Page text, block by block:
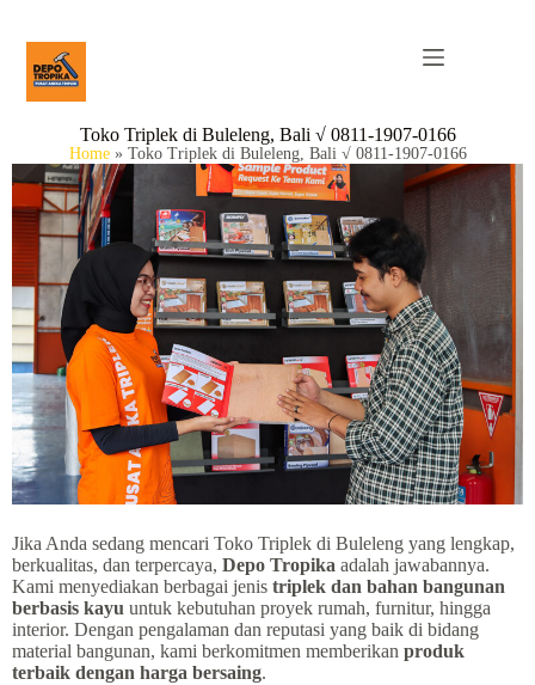
Toko Triplek di Buleleng, Bali √ 0811-1907-0166
Home» Toko Triplek di Buleleng, Bali √ 0811-1907-0166
Jika Anda sedang mencari Toko Triplek di Buleleng yang lengkap,
berkualitas, dan terpercaya, Depo Tropika adalah jawabannya.
Kami menyediakan berbagai jenis triplek dan bahan bangunan
berbasis kayu untuk kebutuhan proyek rumah, furnitur, hingga
interior. Dengan pengalaman dan reputasi yang baik di bidang
material bangunan, kami berkomitmen memberikan produk
terbaik dengan harga bersaing.